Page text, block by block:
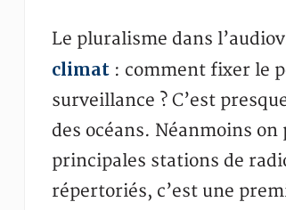
Le pluralisme dans
climat: comment fixer le
surveillance ? C’est
des océans. Néanmoins
principales stations de
répertoriés, c’est une